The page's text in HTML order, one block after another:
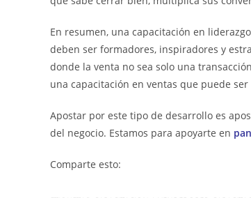
En resumen, una capacitación en
deben ser formadores, inspiradores y
donde la venta no sea solo una
una capacitación en ventas que puede
Apostar por este tipo de desarrollo es
del negocio. Estamos para apoyarte en
Comparte esto: